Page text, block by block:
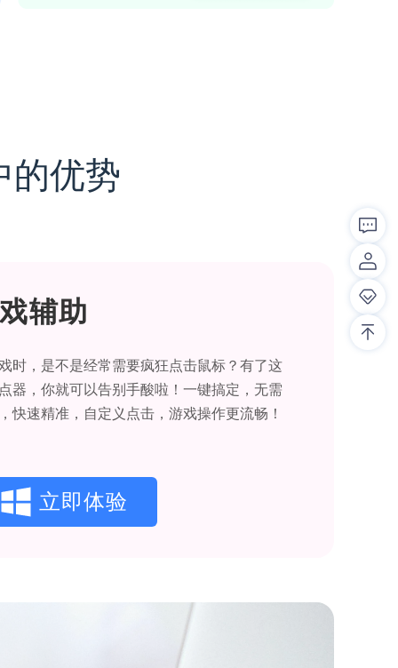
的优势
辅助
时，是不是经常需要疯狂点击鼠标？有了这
器，你就可以告别手酸啦！一键搞定，无需
快速精准，自定义点击，游戏操作更流畅！
立即体验